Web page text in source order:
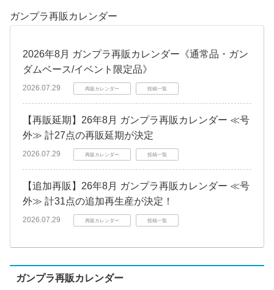
ガンプラ再販カレンダー
2026年8月 ガンプラ再販カレンダー《通常品・ガン
ダムベース/イベント限定品》
2026.07.29 再販カレンダー 投稿一覧
【再販延期】26年8月 ガンプラ再販カレンダー ≪号
外≫ 計27点の再販延期が決定
2026.07.29 再販カレンダー 投稿一覧
【追加再販】26年8月 ガンプラ再販カレンダー ≪号
外≫ 計31点の追加再生産が決定！
2026.07.29 再販カレンダー 投稿一覧
ガンプラ再販カレンダー